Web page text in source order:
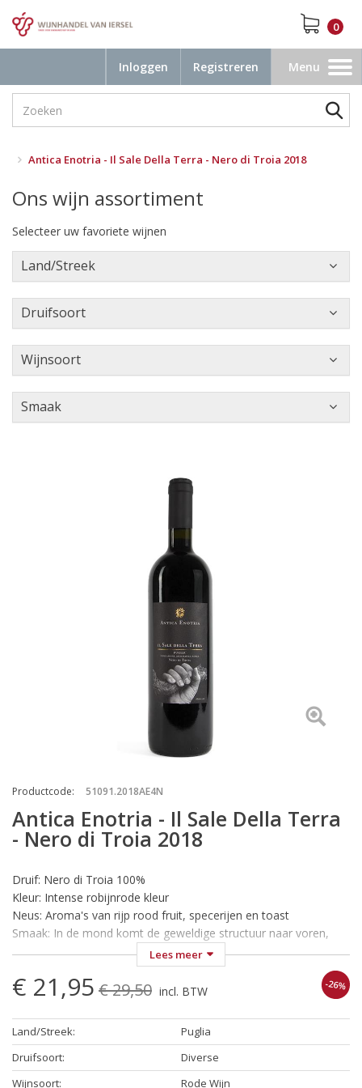
0
Inloggen Registreren
Toggle
navigation
Menu
Antica Enotria - Il Sale Della Terra - Nero di Troia 2018
Ons wijn assortiment
Selecteer uw favoriete wijnen
Land/Streek
Druifsoort
Wijnsoort
Smaak
Productcode: 51091.2018AE4N
Antica Enotria - Il Sale Della Terra
- Nero di Troia 2018
Druif: Nero di Troia 100%
Kleur: Intense robijnrode kleur
Neus: Aroma's van rijp rood fruit, specerijen en toast
Smaak: In de mond komt de geweldige structuur naar voren,
ondersteund door frisheid. Zeer persistent, eindigend met hints
Wijn-Spijs: Lekker bij pasta met tomaten saus, salade, witvlees
en charcuterie
Temperatuur: Serveren bij 16-18 °C
Lees meer
€ 21,95 € 29,50 incl. BTW -26%
Land/Streek:
Puglia
Druifsoort:
Diverse
Wijnsoort:
Rode Wijn